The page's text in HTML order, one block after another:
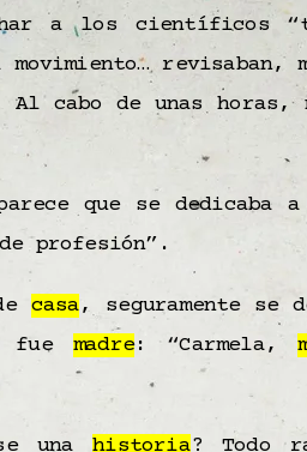
a los científicos
revisaban,
Al cabo de unas
que se
profesión”.
casa, seguramente se
fue madre: “Carmela,
unahistoria? Todo